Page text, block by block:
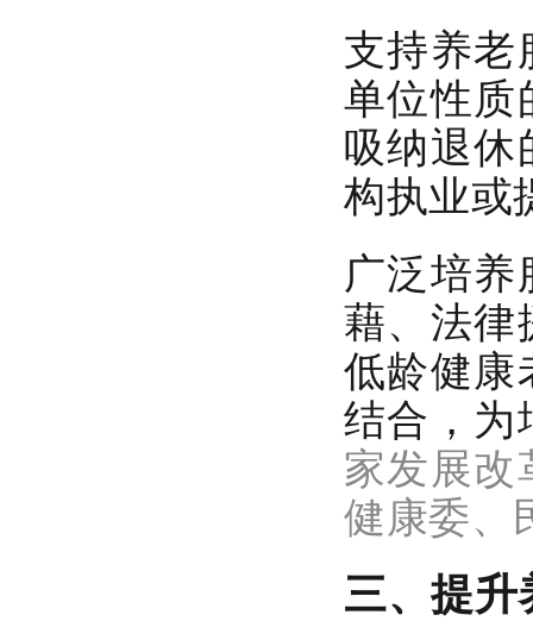
支持养老
单位性质
吸纳退休
构执业或
广泛培
藉、法律
低龄健康
结合，为
家发展
健康委、
三、提